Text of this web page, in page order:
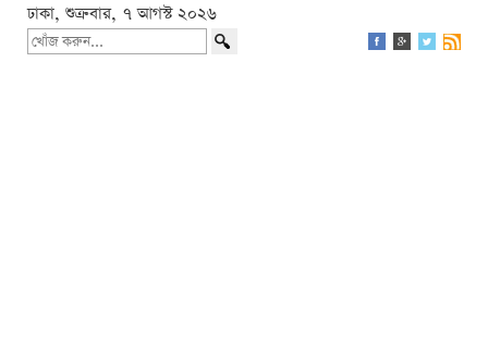
ঢাকা, শুক্রবার, ৭ আগস্ট ২০২৬